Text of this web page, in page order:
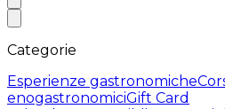
Categorie
Esperienze gastronomiche
enogastronomiciGift Card